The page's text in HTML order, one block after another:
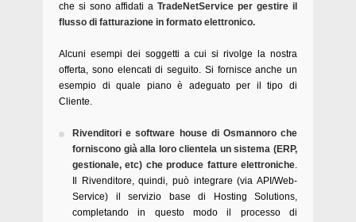
che si sono affidati a TradeNetService per gestire il
flusso di fatturazione in formato elettronico.
Alcuni esempi dei soggetti a cui si rivolge la nostra
offerta, sono elencati di seguito. Si fornisce anche un
esempio di quale piano è adeguato per il tipo di
Cliente.
Rivenditori e software house di Osmannoro che
forniscono già alla loro clientela un sistema (ERP,
gestionale, etc) che produce fatture elettroniche.
Il Rivenditore, quindi, può integrare (via API/Web-
Service) il servizio base di Hosting Solutions,
completando in questo modo il processo di